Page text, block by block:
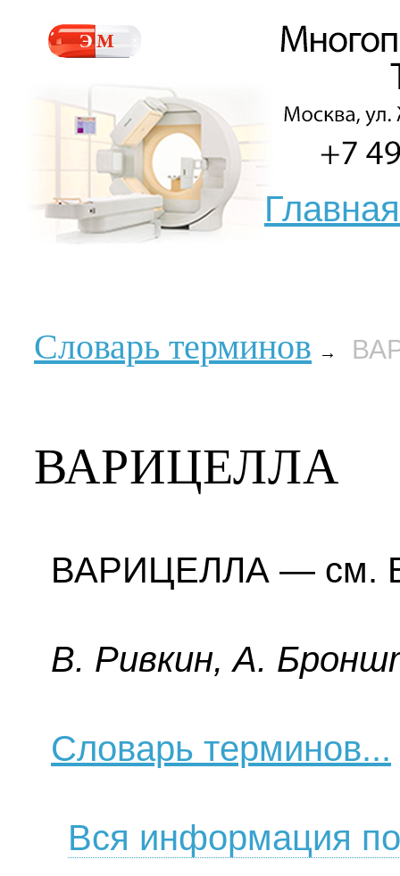
Главная
Словарь терминов →
ВАРИЦЕЛЛА
ВАРИЦЕЛЛА — см.
B. Pивкин, A.
Словарь терминов...
Вся информация